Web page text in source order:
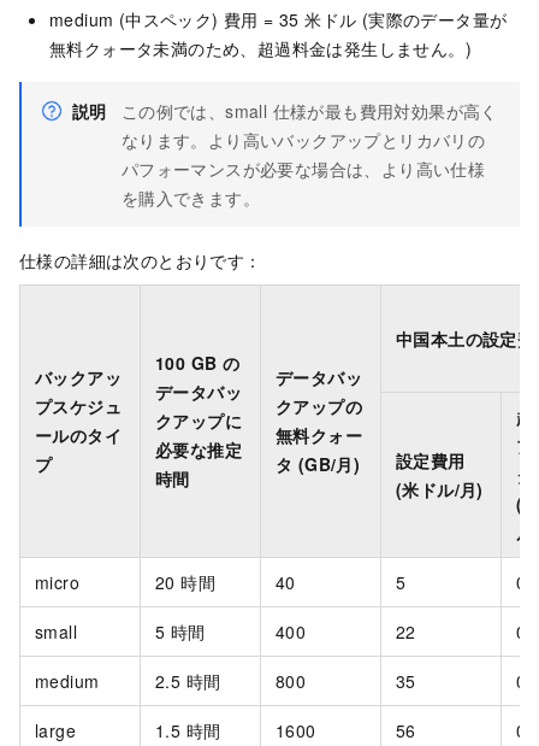
medium (中スペック) 費用 = 35 米ドル (実際のデータ量が
無料クォータ未満のため、超過料金は発生しません。)
説明
この例では、small 仕様が最も費用対効果が高く
なります。より高いバックアップとリカバリの
パフォーマンスが必要な場合は、より高い仕様
を購入できます。
仕様の詳細は次のとおりです：
バックアッ
プスケジュ
ールのタイ
プ
100 GB の
データバッ
クアップに
必要な推定
時間
データバッ
クアップの
無料クォー
タ (GB/月)
中国本土の設定費
設定費用
(米ドル/月)
超
ア
タ
(
ル
micro 20 時間 40 5
small 5 時間 400 22
medium 2.5 時間 800 35
large 1.5 時間 1600 56